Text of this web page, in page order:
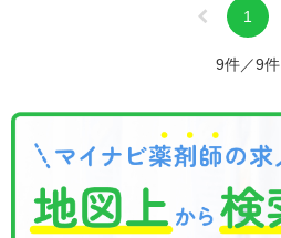
1
9件／9件